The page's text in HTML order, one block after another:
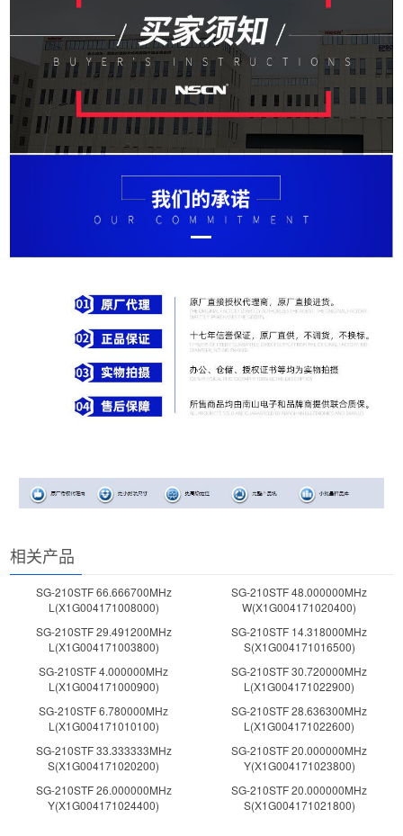
相关产品
SG-210STF 66.666700MHz
L(X1G004171008000)
SG-210STF 48.000000MHz
W(X1G004171020400)
SG-210STF 29.491200MHz
L(X1G004171003800)
SG-210STF 14.318000MHz
S(X1G004171016500)
SG-210STF 4.000000MHz
L(X1G004171000900)
SG-210STF 30.720000MHz
L(X1G004171022900)
SG-210STF 6.780000MHz
L(X1G004171010100)
SG-210STF 28.636300MHz
L(X1G004171022600)
SG-210STF 33.333333MHz
S(X1G004171020200)
SG-210STF 20.000000MHz
Y(X1G004171023800)
SG-210STF 26.000000MHz
Y(X1G004171024400)
SG-210STF 20.000000MHz
S(X1G004171021800)